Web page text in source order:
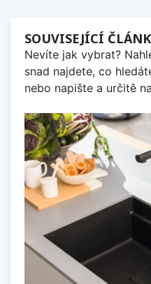
SOUVISEJÍCÍ
Nevíte jak vybrat?
snad najdete, co
nebo napište a určitě